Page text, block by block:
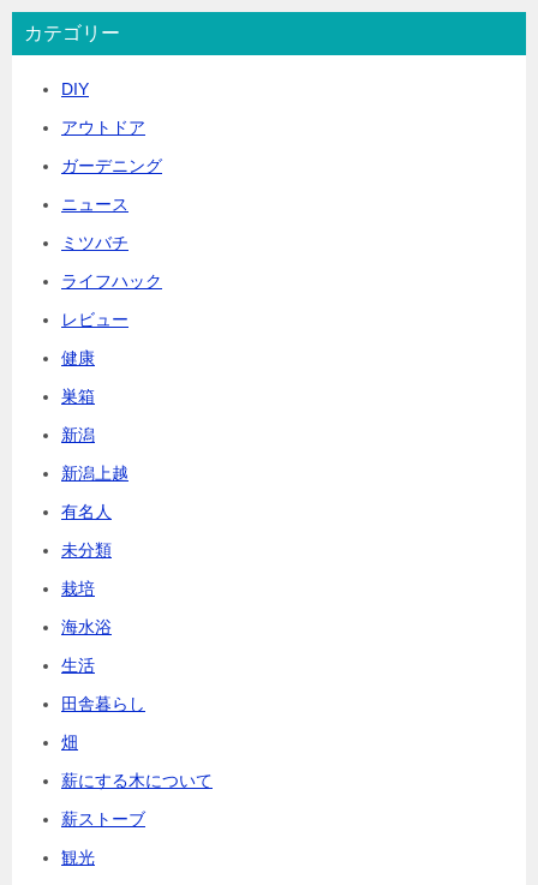
カテゴリー
DIY
アウトドア
ガーデニング
ニュース
ミツバチ
ライフハック
レビュー
健康
巣箱
新潟
新潟上越
有名人
未分類
栽培
海水浴
生活
田舎暮らし
畑
薪にする木について
薪ストーブ
観光